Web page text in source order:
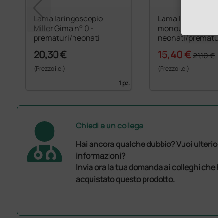
Lama laringoscopio
Miller Gima n° 0 -
prematuri/neonati
20,30 €
(Prezzo i.e.)
1 pz.
Lama
monouso F.O.
neonati/
15,40 €21,10 €
(Prezzo i.e.)
Chiedi a un collega
Hai ancora qualche dubbio? Vuoi
informazioni?
Invia ora la tua domanda ai colleghi che
acquistato questo prodotto.